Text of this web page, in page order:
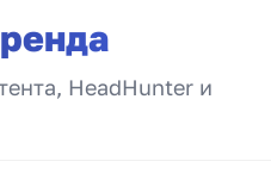
HeadHunter и